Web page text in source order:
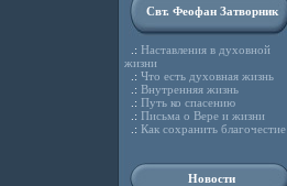
Свт. Феофан Затворник
.: Наставления в духовной
жизни
.: Что есть духовная жизнь
.: Внутренняя жизнь
.: Путь ко спасению
.: Письма о Вере и жизни
.: Как сохранить благочестие
Новости